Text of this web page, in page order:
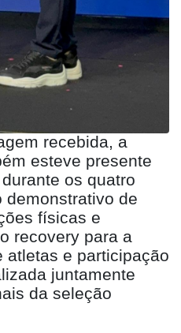
recebida, a
esteve presente
os quatro
demonstrativo de
físicas e
recovery para a
atletas e participação
juntamente
da seleção